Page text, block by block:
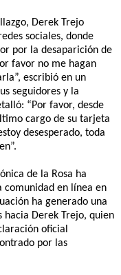
Derek Trejo
sociales, donde
por la desaparición de
favor no me hagan
escribió en un
seguidores y la
“Por favor, desde
cargo de su tarjeta
desesperado, toda
de la Rosa ha
comunidad en línea en
ha generado una
hacia Derek Trejo, quien
oficial
por las